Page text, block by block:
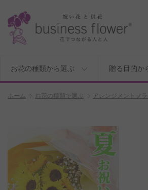
お花の種類から選ぶ 贈る目的か
ホーム お花の種類で選ぶ アレンジメントフ